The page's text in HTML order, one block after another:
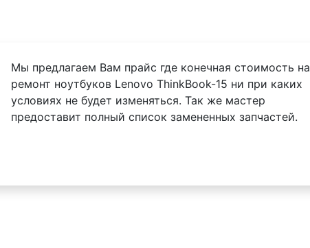
Мы предлагаем Вам прайс где конечная стоимость на
ремонт ноутбуков Lenovo ThinkBook-15 ни при каких
условиях не будет изменяться. Так же мастер
предоставит полный список замененных запчастей.